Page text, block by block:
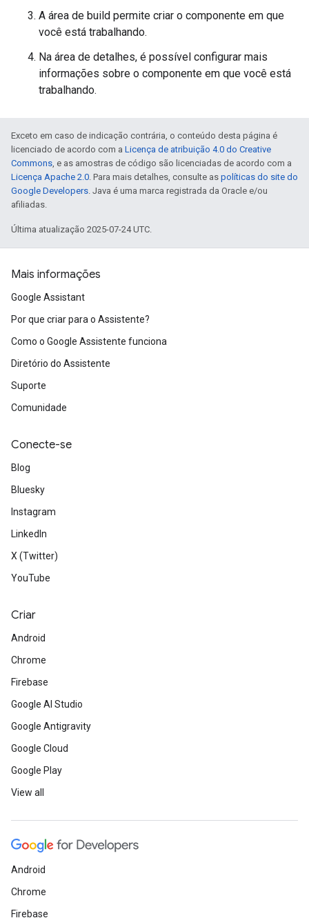
A área de build permite criar o componente em que
você está trabalhando.
Na área de detalhes, é possível configurar mais
informações sobre o componente em que você está
trabalhando.
Exceto em caso de indicação contrária, o conteúdo desta página é
licenciado de acordo com a Licença de atribuição 4.0 do Creative
Commons, e as amostras de código são licenciadas de acordo com a
Licença Apache 2.0. Para mais detalhes, consulte as políticas do site do
Google Developers. Java é uma marca registrada da Oracle e/ou
afiliadas.
Última atualização 2025-07-24 UTC.
Mais informações
Google Assistant
Por que criar para o Assistente?
Como o Google Assistente funciona
Diretório do Assistente
Suporte
Comunidade
Conecte-se
Blog
Bluesky
Instagram
LinkedIn
X (Twitter)
YouTube
Criar
Android
Chrome
Firebase
Google AI Studio
Google Antigravity
Google Cloud
Google Play
View all
Android
Chrome
Firebase